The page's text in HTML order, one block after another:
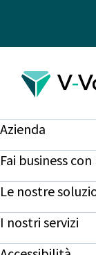
Azienda
Fai business con
Le nostre
I nostri servizi